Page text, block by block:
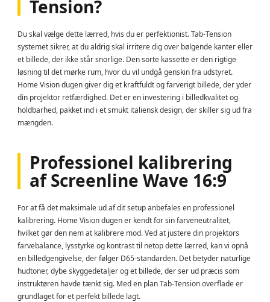
Tension?
Du skal vælge dette lærred, hvis du er perfektionist. Tab-Tension
systemet sikrer, at du aldrig skal irritere dig over bølgende kanter eller
et billede, der ikke står snorlige. Den sorte kassette er den rigtige
løsning til det mørke rum, hvor du vil undgå genskin fra udstyret.
Home Vision dugen giver dig et kraftfuldt og farverigt billede, der yder
din projektor retfærdighed. Det er en investering i billedkvalitet og
holdbarhed, pakket ind i et smukt italiensk design, der skiller sig ud fra
mængden.
Professionel kalibrering
af Screenline Wave 16:9
For at få det maksimale ud af dit setup anbefales en professionel
kalibrering. Home Vision dugen er kendt for sin farveneutralitet,
hvilket gør den nem at kalibrere mod. Ved at justere din projektors
farvebalance, lysstyrke og kontrast til netop dette lærred, kan vi opnå
en billedgengivelse, der følger D65-standarden. Det betyder naturlige
hudtoner, dybe skyggedetaljer og et billede, der ser ud præcis som
instruktøren havde tænkt sig. Med en plan Tab-Tension overflade er
grundlaget for et perfekt billede lagt.